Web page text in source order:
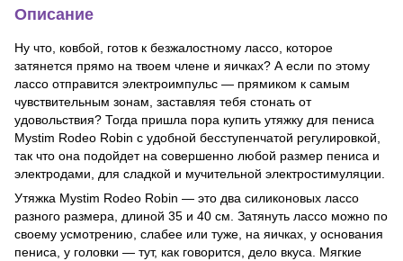
Описание
Ну что, ковбой, готов к безжалостному лассо, которое
затянется прямо на твоем члене и яичках? А если по этому
лассо отправится электроимпульс — прямиком к самым
чувствительным зонам, заставляя тебя стонать от
удовольствия? Тогда пришла пора купить утяжку для пениса
Mystim Rodeo Robin с удобной бесступенчатой регулировкой,
так что она подойдет на совершенно любой размер пениса и
электродами, для сладкой и мучительной электростимуляции.
Утяжка Mystim Rodeo Robin — это два силиконовых лассо
разного размера, длиной 35 и 40 см. Затянуть лассо можно по
своему усмотрению, слабее или туже, на яичках, у основания
пениса, у головки — тут, как говорится, дело вкуса. Мягкие